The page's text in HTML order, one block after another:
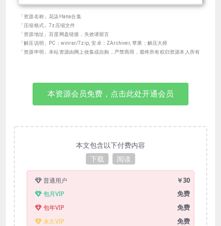
「资源名称」花柒Hana合集
「压缩格式」7z压缩文件
「资源地址」百度网盘链接，失效请留言
「解压说明」PC：winrar/7zip, 安卓：ZArchiver, 苹果：解压大师
「资源申明」本站资源由网上收集或自购，严禁商用，最终所有权归资源本人所有
本资源会员免费，点击此处开通会员
本文包含以下付费内容
下载
阅读
普通用户 ￥30
包月VIP 免费
包年VIP 免费
永久VIP 免费